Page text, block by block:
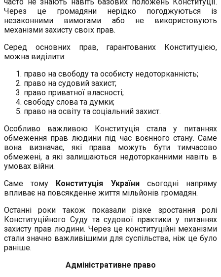
часто не знають навіть базових положень Конституції.
Через це громадяни нерідко погоджуються із
незаконними вимогами або не використовують
механізми захисту своїх прав.
Серед основних прав, гарантованих Конституцією,
можна виділити:
право на свободу та особисту недоторканність;
право на судовий захист;
право приватної власності;
свободу слова та думки;
право на освіту та соціальний захист.
Особливо важливою Конституція стала у питаннях
обмеження прав людини під час воєнного стану. Саме
вона визначає, які права можуть бути тимчасово
обмежені, а які залишаються недоторканними навіть в
умовах війни.
Саме тому
Конституція Українисьогодні напряму
впливає на повсякденне життя мільйонів громадян.
Останні роки також показали різке зростання ролі
Конституційного Суду та судової практики у питаннях
захисту прав людини. Через це конституційні механізми
стали значно важливішими для суспільства, ніж це було
раніше.
Адміністративне право